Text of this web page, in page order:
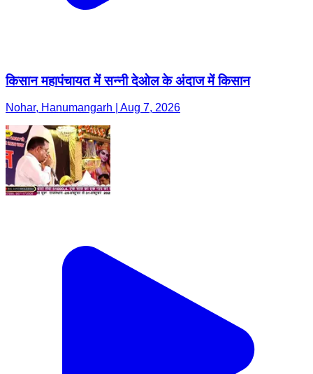
किसान महापंचायत में सन्नी देओल के अंदाज में किसान
Nohar, Hanumangarh | Aug 7, 2026